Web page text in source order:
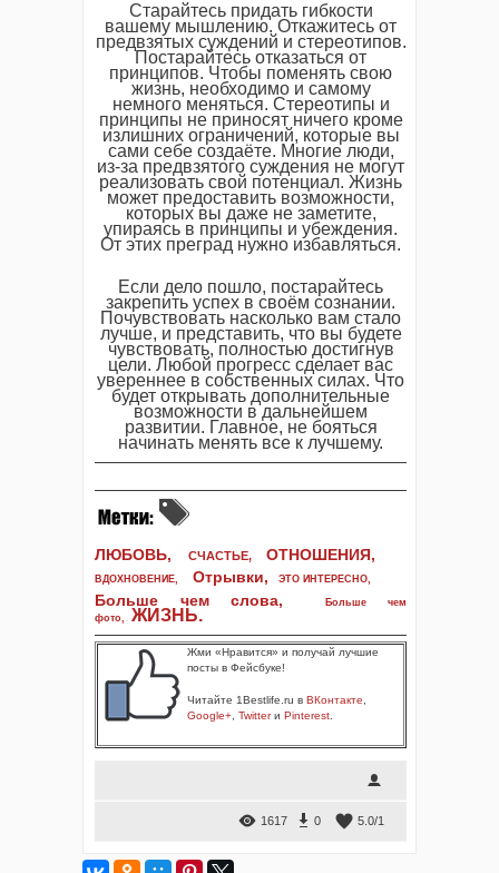
Старайтесь придать гибкости
вашему мышлению. Откажитесь от
предвзятых суждений и стереотипов.
Постарайтесь отказаться от
принципов. Чтобы поменять свою
жизнь, необходимо и самому
немного меняться. Стереотипы и
принципы не приносят ничего кроме
излишних ограничений, которые вы
сами себе создаёте. Многие люди,
из-за предвзятого суждения не могут
реализовать свой потенциал. Жизнь
может предоставить возможности,
которых вы даже не заметите,
упираясь в принципы и убеждения.
От этих преград нужно избавляться.
Если дело пошло, постарайтесь
закрепить успех в своём сознании.
Почувствовать насколько вам стало
лучше, и представить, что вы будете
чувствовать, полностью достигнув
цели. Любой прогресс сделает вас
увереннее в собственных силах. Что
будет открывать дополнительные
возможности в дальнейшем
развитии. Главное, не бояться
начинать менять все к лучшему.
ЛЮБОВЬ, СЧАСТЬЕ, ОТНОШЕНИЯ,
ВДОХНОВЕНИЕ, Отрывки, ЭТО ИНТЕРЕСНО,
Больше чем слова,
Больше чем
фото, ЖИЗНЬ.
Жми «Нравится» и получай лучшие
посты в Фейсбуке!
Читайте 1Bestlife.ru в ВКонтакте
Google+ Twitterи Pinterest
1617 0 5.0/1